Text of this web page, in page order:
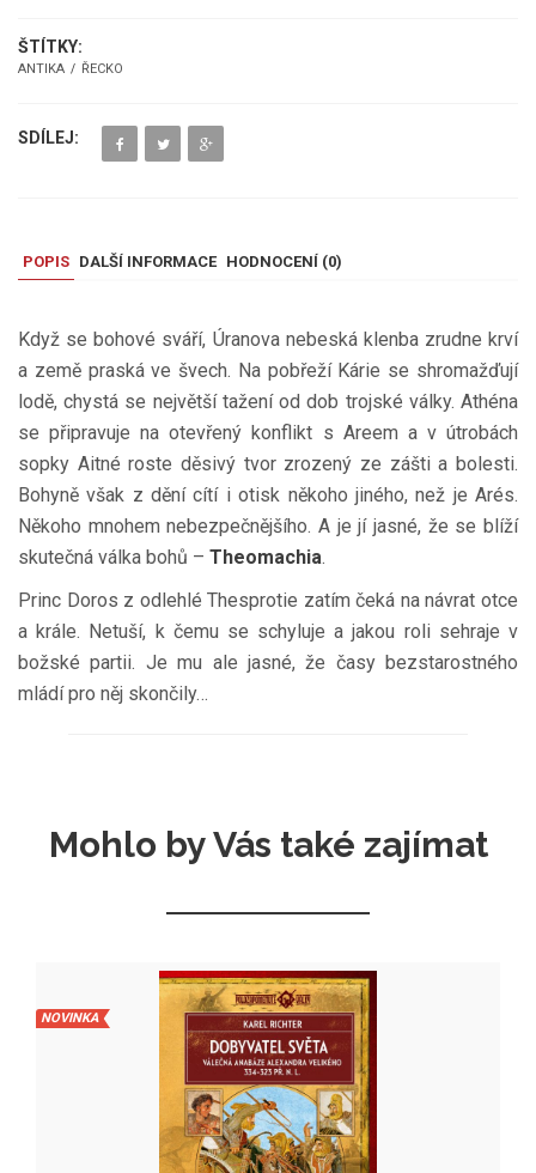
ŠTÍTKY:
ANTIKA ŘECKO
SDÍLEJ:
POPIS DALŠÍ INFORMACE HODNOCENÍ (0)
Když se bohové sváří, Úranova nebeská klenba zrudne krví
a země praská ve švech. Na pobřeží Kárie se shromažďují
lodě, chystá se největší tažení od dob trojské války. Athéna
se připravuje na otevřený konflikt s Areem a v útrobách
sopky Aitné roste děsivý tvor zrozený ze zášti a bolesti.
Bohyně však z dění cítí i otisk někoho jiného, než je Arés.
Někoho mnohem nebezpečnějšího. A je jí jasné, že se blíží
skutečná válka bohů – Theomachia.
Princ Doros z odlehlé Thesprotie zatím čeká na návrat otce
a krále. Netuší, k čemu se schyluje a jakou roli sehraje v
božské partii. Je mu ale jasné, že časy bezstarostného
mládí pro něj skončily…
Mohlo by Vás také zajímat
NOVINKA